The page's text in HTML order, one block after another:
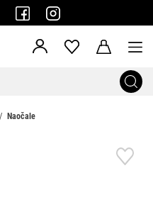
Naočale